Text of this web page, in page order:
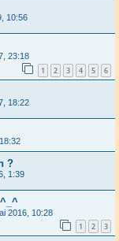
10:56
23:18
1 2 3 4 5 6
18:22
?
1:39
2016, 10:28
1 2 3